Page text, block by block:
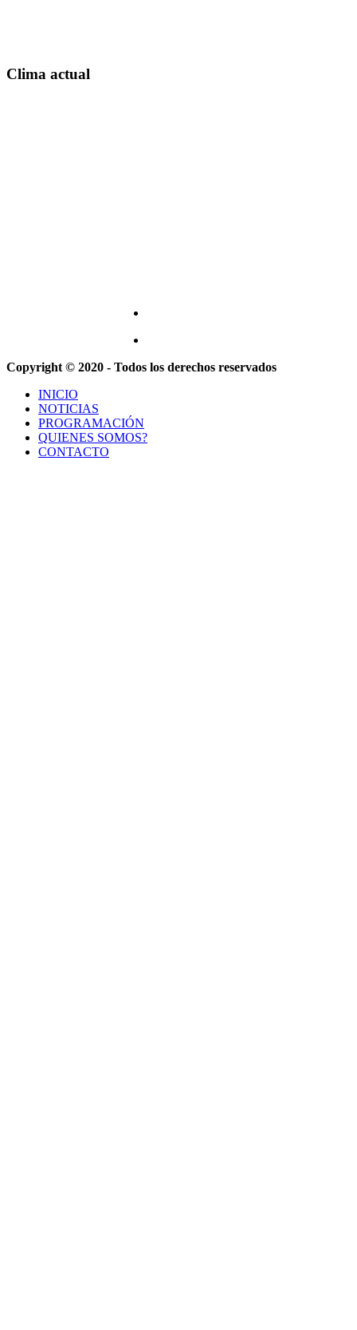
Clima actual
Copyright © 2020 - Todos los derechos reservados
INICIO
NOTICIAS
PROGRAMACIÓN
QUIENES SOMOS?
CONTACTO